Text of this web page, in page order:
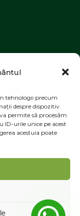
tehnologii precum
despre dispozitiv.
permite să procesăm
ID-urile unice pe acest
acestuia poate
by ZIZONO